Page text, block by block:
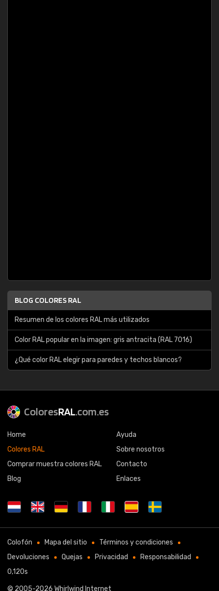
BLOG COLORES RAL
Resumen de los colores RAL más utilizados
Color RAL popular en la imagen: gris antracita (RAL 7016)
¿Qué color RAL elegir para paredes y techos blancos?
ColoresRAL.com.es
Home
Colores RAL
Comprar muestra colores RAL
Blog
Ayuda
Sobre nosotros
Contacto
Enlaces
Colofón Mapa del sitio
Términos y condiciones
Devoluciones
Quejas Privacidad
Responsabilidad
0,120s
© 2005-2026 Whirlwind Internet